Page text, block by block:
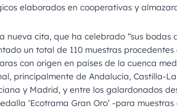
elaborados en cooperativas y
nueva cita, que ha celebrado “sus bodas
un total de 110 muestras
con origen en países de la cuenca
principalmente de Andalucía, Castilla-
y Madrid, y entre los galardonados
‘Ecotrama Gran Oro’ -para